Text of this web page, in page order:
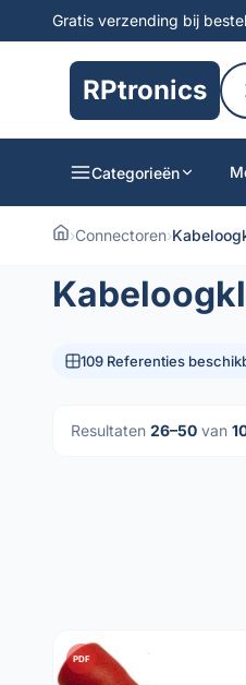
Gratis verzending bij
RPtronics
Categorieën
›Connectoren›
109 Referenties
Resultaten 26–50 van
PDF